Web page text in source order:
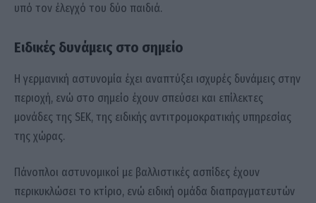
υπό τον έλεγχό του δύο παιδιά.
Ειδικές δυνάμεις στο σημείο
Η γερμανική αστυνομία έχει αναπτύξει ισχυρές δυνάμεις στην
περιοχή, ενώ στο σημείο έχουν σπεύσει και επίλεκτες
μονάδες της SEK, της ειδικής αντιτρομοκρατικής υπηρεσίας
της χώρας.
Πάνοπλοι αστυνομικοί με βαλλιστικές ασπίδες έχουν
περικυκλώσει το κτίριο, ενώ ειδική ομάδα διαπραγματευτών